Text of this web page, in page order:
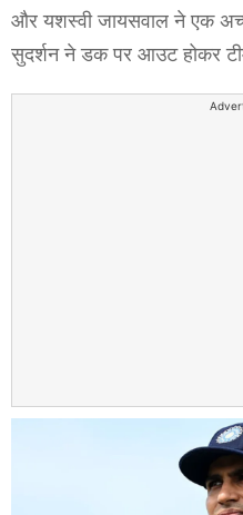
और यशस्वी जायसवाल ने एक
सुदर्शन ने डक पर आउट होकर